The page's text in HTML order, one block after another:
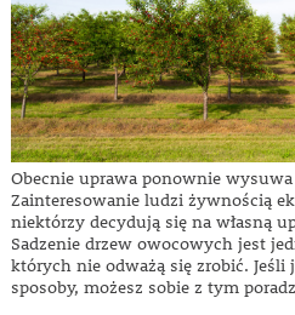
Obecnie uprawa ponownie
Zainteresowanie ludzi żywnością
niektórzy decydują się na własną
Sadzenie drzew owocowych jest
których nie odważą się zrobić. Jeśli
sposoby, możesz sobie z tym